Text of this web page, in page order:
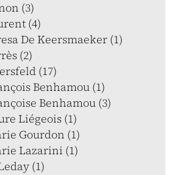
(3)
(4)
De Keersmaeker (1)
(2)
(17)
Benhamou (1)
Benhamou (3)
Liégeois (1)
Gourdon (1)
Lazarini (1)
(1)